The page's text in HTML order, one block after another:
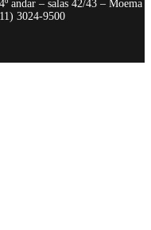
andar – salas 42/43 – Moema
3024-9500